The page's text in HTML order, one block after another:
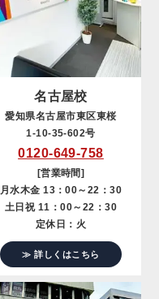
名古屋校
愛知県名古屋市東区東桜
1-10-35-602号
0120-649-758
[営業時間]
月水木金 13：00～22：30
土日祝 11：00～22：30
定休日：火
≫ 詳しくはこちら